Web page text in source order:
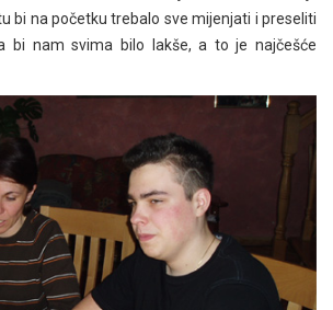
bi na početku trebalo sve mijenjati i preseliti
bi nam svima bilo lakše, a to je najčešće